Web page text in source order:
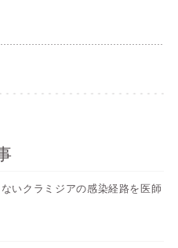
いクラミジアの感染経路を医師